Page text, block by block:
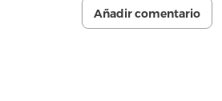
Añadir comentario